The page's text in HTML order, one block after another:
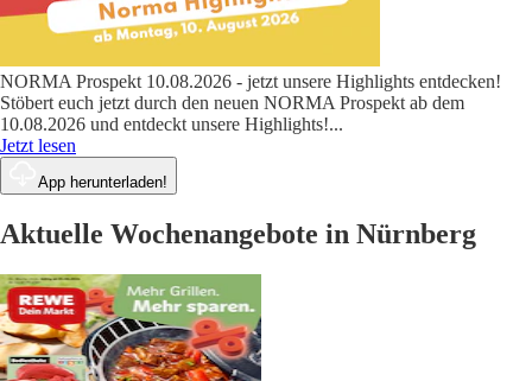
NORMA Prospekt 10.08.2026 - jetzt unsere Highlights entdecken!
Stöbert euch jetzt durch den neuen NORMA Prospekt ab dem
10.08.2026 und entdeckt unsere Highlights!...
Jetzt lesen
App herunterladen!
Aktuelle Wochenangebote in Nürnberg